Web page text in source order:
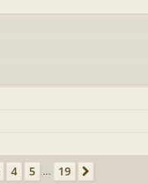
из 19
4 5 19